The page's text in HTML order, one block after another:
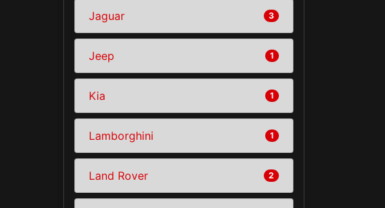
Jaguar 3
Jeep 1
Kia 1
Lamborghini 1
Land Rover 2